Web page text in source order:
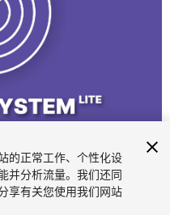
的正常工作、个性化设
并分析流量。我们还同
享有关您使用我们网站